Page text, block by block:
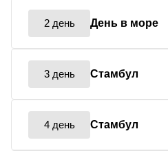
2 день День в море
3 день Стамбул
4 день Стамбул